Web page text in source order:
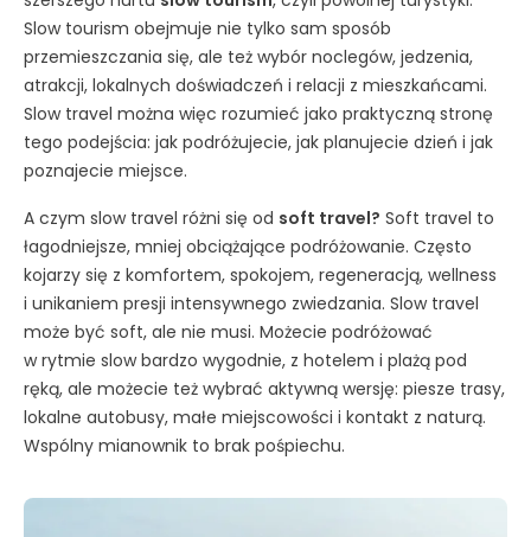
Slow tourism obejmuje nie tylko sam sposób
przemieszczania się, ale też wybór noclegów, jedzenia,
atrakcji, lokalnych doświadczeń i relacji z mieszkańcami.
Slow travel można więc rozumieć jako praktyczną stronę
tego podejścia: jak podróżujecie, jak planujecie dzień i jak
poznajecie miejsce.
A czym slow travel różni się od soft travel? Soft travel to
łagodniejsze, mniej obciążające podróżowanie. Często
kojarzy się z komfortem, spokojem, regeneracją, wellness
i unikaniem presji intensywnego zwiedzania. Slow travel
może być soft, ale nie musi. Możecie podróżować
w rytmie slow bardzo wygodnie, z hotelem i plażą pod
ręką, ale możecie też wybrać aktywną wersję: piesze trasy,
lokalne autobusy, małe miejscowości i kontakt z naturą.
Wspólny mianownik to brak pośpiechu.